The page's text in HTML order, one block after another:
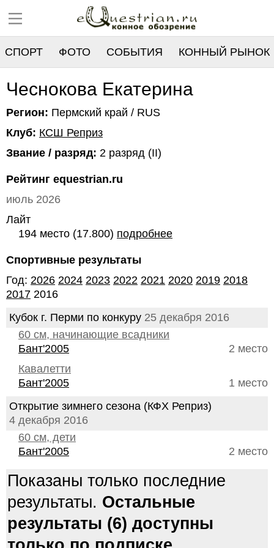
СПОРТ ФОТО СОБЫТИЯ КОННЫЙ РЫНОК
РЕЕСТР
Чеснокова Екатерина
Регион: Пермский край / RUS
Клуб: КСШ Реприз
Звание / разряд: 2 разряд (II)
Рейтинг equestrian.ru
июль 2026
Лайт
194 место (17.800) подробнее
Спортивные результаты
Год: 2026 2024 2023 2022 2021 2020 2019 2018
2017 2016
Кубок г. Перми по конкуру 25 декабря 2016
60 см, начинающие всадники
2 место
Бант'2005
Кавалетти
1 место
Бант'2005
Открытие зимнего сезона (КФХ Реприз)
4 декабря 2016
60 см, дети
2 место
Бант'2005
Показаны только последние
результаты. Остальные
результаты (6) доступны